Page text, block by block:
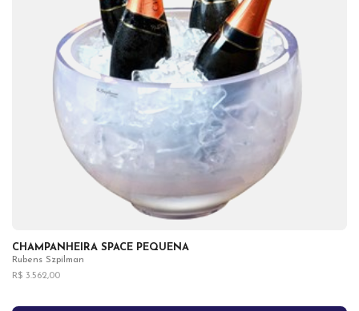
CHAMPANHEIRA SPACE PEQUENA
Rubens Szpilman
R$ 3.562,00